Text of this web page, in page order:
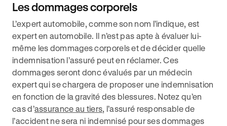
Les dommages corporels
L’expert automobile, comme son nom l’indique, est
expert en automobile. Il n’est pas apte à évaluer lui-
même les dommages corporels et de décider quelle
indemnisation l’assuré peut en réclamer. Ces
dommages seront donc évalués par un médecin
expert qui se chargera de proposer une indemnisation
en fonction de la gravité des blessures. Notez qu’en
cas d’assurance au tiers, l’assuré responsable de
l’accident ne sera ni indemnisé pour ses dommages